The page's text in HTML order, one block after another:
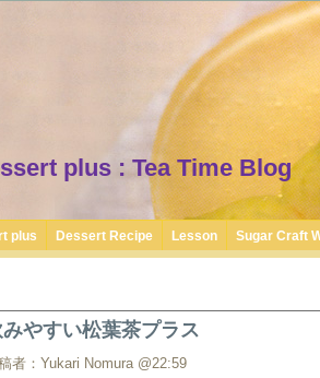
plus : Tea Time Blog
plus Dessert Recipe Lesson Sugar Craft
やすい松葉茶プラス
者：Yukari Nomura @22:59